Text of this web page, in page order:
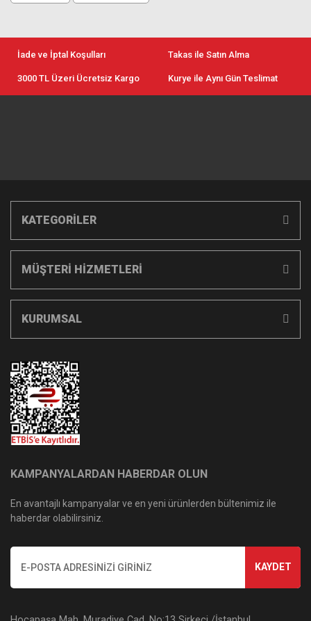
İade ve İptal Koşulları Takas ile Satın Alma
3000 TL Üzeri Ücretsiz Kargo Kurye ile Aynı Gün Teslimat
KATEGORİLER
MÜŞTERİ HİZMETLERİ
KURUMSAL
KAMPANYALARDAN HABERDAR OLUN
En avantajlı kampanyalar ve en yeni ürünlerden bültenimiz ile
haberdar olabilirsiniz.
KAYDET